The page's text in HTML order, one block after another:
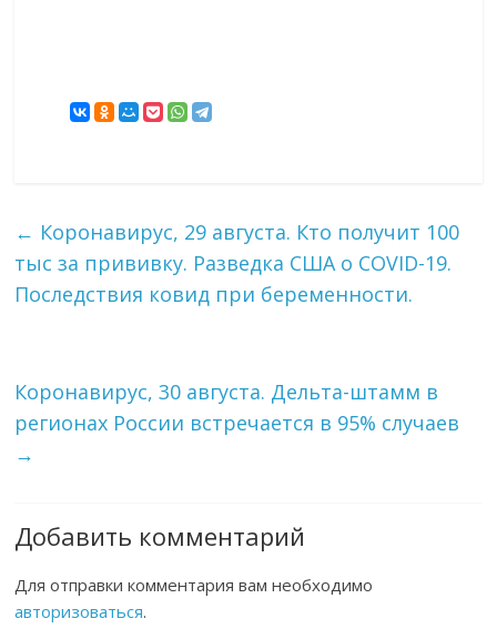
← Коронавирус, 29 августа. Кто получит 100
тыс за прививку. Разведка США о COVID-19.
Последствия ковид при беременности.
Коронавирус, 30 августа. Дельта-штамм в
регионах России встречается в 95% случаев
→
Добавить комментарий
Для отправки комментария вам необходимо
авторизоваться.